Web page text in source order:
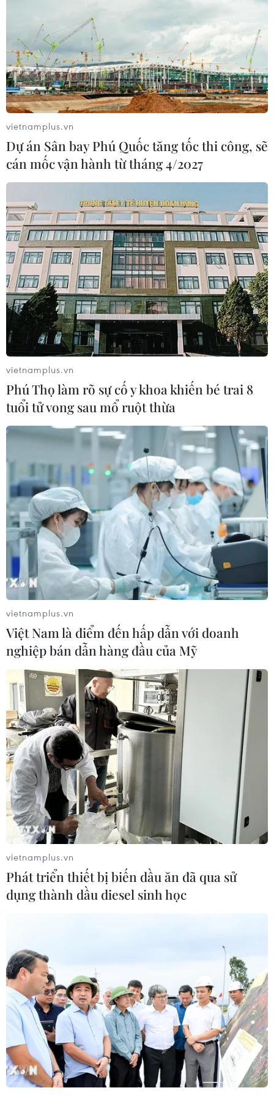
TIN CÙNG CHUYÊN MỤC
Áp thấp nhiệt đới đã suy yếu thành
vietnamplus.vn
Dự án Sân bay Phú Quốc tăng tốc thi công, sẽ
cán mốc vận hành từ tháng 4/2027
vietnamplus.vn
Phú Thọ làm rõ sự cố y khoa khiến bé trai 8
tuổi tử vong sau mổ ruột thừa
vietnamplus.vn
Việt Nam là điểm đến hấp dẫn với doanh
nghiệp bán dẫn hàng đầu của Mỹ
vietnamplus.vn
Phát triển thiết bị biến dầu ăn đã qua sử
dụng thành dầu diesel sinh học